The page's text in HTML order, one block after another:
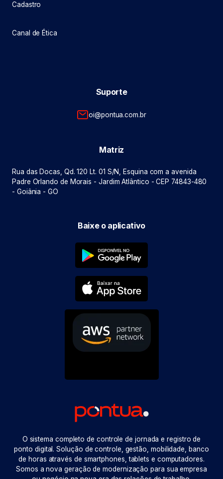
Cadastro
Canal de Ética
Suporte
oi@pontua.com.br
Matriz
Rua das Docas, Qd. 120 Lt. 01 S/N, Esquina com a avenida
Padre Orlando de Morais - Jardim Atlântico - CEP 74843-480
- Goiânia - GO
Baixe o aplicativo
O sistema completo de controle de jornada e registro de
ponto digital. Solução de controle, gestão, mobilidade, banco
de horas através de smartphones, tablets e computadores.
Somos a nova geração de modernização para sua empresa